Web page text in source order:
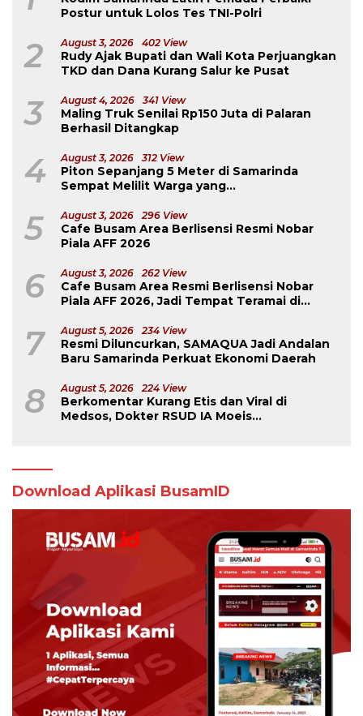
Postur untuk Lolos Tes TNI-Polri
2 August 3, 2026 402 View
Rudy Ajak Bupati dan Wali Kota Perjuangkan
TKD dan Dana Kurang Salur ke Pusat
3 August 4, 2026 341 View
Maling Truk Senilai Rp150 Juta di Palaran
Berhasil Ditangkap
4 August 3, 2026 312 View
Piton Sepanjang 5 Meter di Samarinda
Sempat Melilit Warga yang
5 August 3, 2026 296 View
Cafe Busam Area Berlisensi Resmi Nobar
Piala AFF 2026
6 August 3, 2026 262 View
Cafe Busam Area Resmi Berlisensi Nobar
Piala AFF 2026, Jadi Tempat Teramai di
7 August 5, 2026 234 View
Resmi Diluncurkan, SAMAQUA Jadi Andalan
Baru Samarinda Perkuat Ekonomi Daerah
8 August 5, 2026 224 View
Berkomentar Kurang Etis dan Viral di
Medsos, Dokter RSUD IA Moeis
Download Aplikasi BusamID